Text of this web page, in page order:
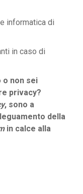
informatica di
in caso di
o non sei
privacy?
, sono a
della
in calce alla